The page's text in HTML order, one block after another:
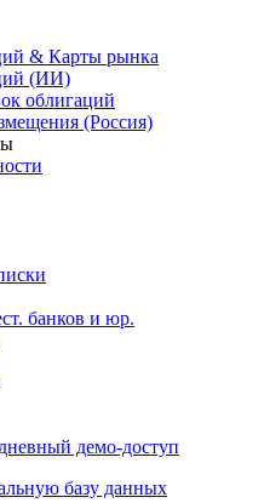
& Карты рынка
(ИИ)
облигаций
(Россия)
банков и юр.
демо-доступ
базу данных